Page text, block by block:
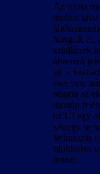
Az orosz
mellett ülve
hangzik el,
sztalkerek
átvezető
pl. a
eset van,
rögtön az
miután
az UI egy
sehogy se
feliratozás
blokkolva
lenne).